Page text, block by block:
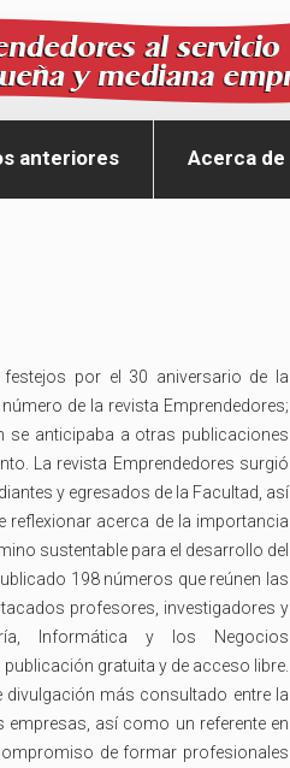
anteriores Acerca de
por el 30 aniversario de la
de la revista Emprendedores;
se anticipaba a otras publicaciones
La revista Emprendedores surgió
y egresados de la Facultad, así
reflexionar acerca de la importancia
sustentable para el desarrollo del
198 números que reúnen las
profesores, investigadores y
Informática y los Negocios
gratuita y de acceso libre.
divulgación más consultado entre la
así como un referente en
de formar profesionales